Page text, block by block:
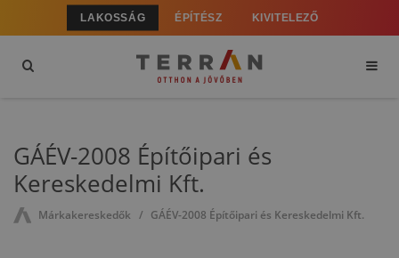
LAKOSSÁG ÉPÍTÉSZ KIVITELEZŐ
GÁÉV-2008 Építőipari és
Kereskedelmi Kft.
Márkakereskedők GÁÉV-2008 Építőipari és Kereskedelmi Kft.